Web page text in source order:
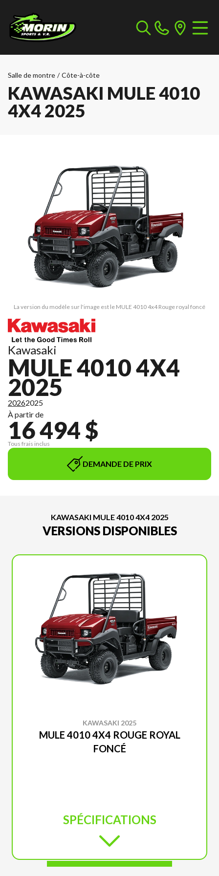
Salle de montre / Côte-à-côte
KAWASAKI MULE 4010
4X4 2025
La version du modèle sur l'image est le MULE 4010 4x4 Rouge royal foncé
Kawasaki
MULE 4010 4X4
2025
20262025
À partir de
16 494 $
Tous frais inclus
DEMANDE DE PRIX
KAWASAKI MULE 4010 4X4 2025
VERSIONS DISPONIBLES
KAWASAKI 2025
MULE 4010 4X4 ROUGE ROYAL
FONCÉ
SPÉCIFICATIONS